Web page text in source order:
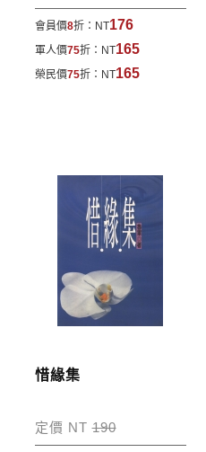
費。外文書籍將由專人估價
寄送說明:
付款完成後，本公司將於
所指定的地點。
會員價8折： NT176
軍人價75折： NT165
榮民價75折： NT165
惜緣集
定價 NT190